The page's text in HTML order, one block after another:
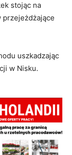
stojąc na
uszkadzając
w Nisku.